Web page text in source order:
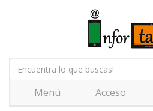
Menú Acceso